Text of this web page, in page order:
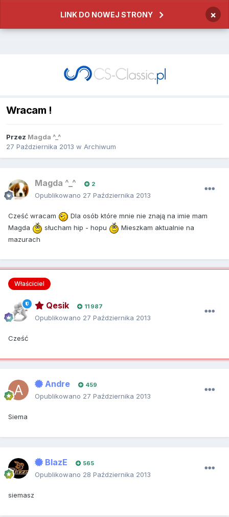
LINK DO NOWEJ STRONY ×
Wracam !
Przez Magda ^_^
27 Października 2013 w Archiwum
Magda ^_^ 2
Opublikowano 27 Października 2013
Cześć wracam
Dla osób które mnie nie znają na imie mam
Magda
słucham hip - hopu
Mieszkam aktualnie na
mazurach
Właściciel
Qesik 11 987
Opublikowano 27 Października 2013
Cześć
Andre 459
Opublikowano 27 Października 2013
Siema
BlazE 565
Opublikowano 28 Października 2013
siemasz